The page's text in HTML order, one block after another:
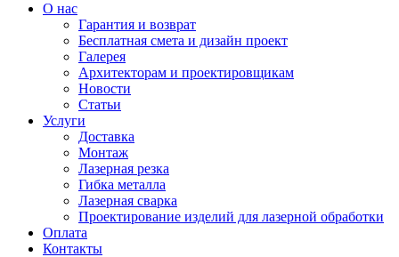
О нас
Гарантия и возврат
Бесплатная смета и дизайн проект
Галерея
Архитекторам и проектировщикам
Новости
Статьи
Услуги
Доставка
Монтаж
Лазерная резка
Гибка металла
Лазерная сварка
Проектирование изделий для лазерной обработки
Оплата
Контакты